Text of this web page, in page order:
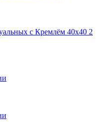
с Кремлём 40х40 2